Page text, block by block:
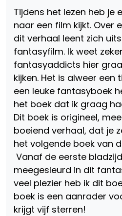
Tijdens het lezen heb je
naar een film kijkt. Over
dit verhaal leent zich
fantasyfilm. Ik weet
fantasyaddicts hier
kijken. Het is alweer een
een leuke fantasyboek
het boek dat ik graag
Dit boek is origineel,
boeiend verhaal, dat je
het volgende boek van
Vanaf de eerste
meegesleurd in dit
veel plezier heb ik dit
boek is een aanrader
krijgt vijf sterren!